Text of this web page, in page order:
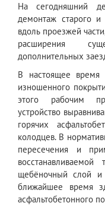
На сегодняшний
демонтаж старого и
вдоль проезжей
расширения
дополнительных
В настоящее время
изношенного
этого рабочим
устройство
горячих
колодцев. В
пересечения и
щебёночный слой и
ближайшее время
асфальтобетонного